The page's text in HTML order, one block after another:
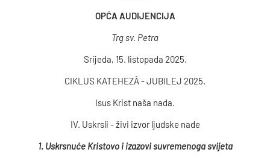
OPĆA AUDIJENCIJA
Trg sv. Petra
Srijeda, 15. listopada 2025.
CIKLUS KATEHEZÂ - JUBILEJ 2025.
Isus Krist naša nada.
IV. Uskrsli - živi izvor ljudske nade
1. Uskrsnuće Kristovo i izazovi suvremenoga svijeta